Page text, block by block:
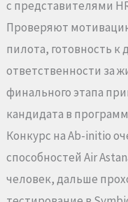
с представителями
Проверяют
пилота, готовность
ответственности за
финального этапа
кандидата в
Конкурс на Ab-initio
способностей Air
человек, дальше